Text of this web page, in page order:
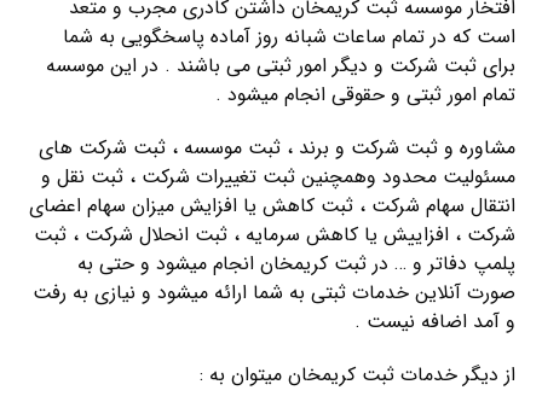
افتخار موسسه ثبت کریمخان داشتن کادری مجرب و متعد
است که در تمام ساعات شبانه روز آماده پاسخگویی به شما
برای ثبت شرکت و دیگر امور ثبتی می باشند . در این موسسه
تمام امور ثبتی و حقوقی انجام میشود .
مشاوره و ثبت شرکت و برند ، ثبت موسسه ، ثبت شرکت های
مسئولیت محدود وهمچنین ثبت تغییرات شرکت ، ثبت نقل و
انتقال سهام شرکت ، ثبت کاهش یا افزایش میزان سهام اعضای
شرکت ، افزاییش یا کاهش سرمایه ، ثبت انحلال شرکت ، ثبت
پلمپ دفاتر و … در ثبت کریمخان انجام میشود و حتی به
صورت آنلاین خدمات ثبتی به شما ارائه میشود و نیازی به رفت
و آمد اضافه نیست .
از دیگر خدمات ثبت کریمخان میتوان به :